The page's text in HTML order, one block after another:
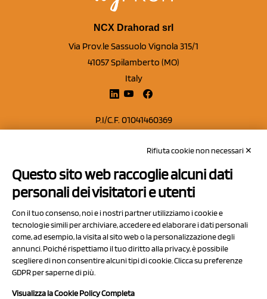
NCX Drahorad srl
Via Prov.le Sassuolo Vignola 315/1
41057 Spilamberto (MO)
Italy
P.I/C.F. 01041460369
Capitale sociale Euro 50.000,00 i.v.
Contatti
Privacy Policy
Cookie Policy
Chi Siamo
Rifiuta cookie non necessari ✕
Questo sito web raccoglie alcuni dati
personali dei visitatori e utenti
Con il tuo consenso, noi e i nostri partner utilizziamo i cookie e
tecnologie simili per archiviare, accedere ed elaborare i dati personali
come, ad esempio, la visita al sito web o la personalizzazione degli
annunci. Poiché rispettiamo il tuo diritto alla privacy, è possibile
scegliere di non consentire alcuni tipi di cookie. Clicca su preferenze
GDPR per saperne di più.
Visualizza la Cookie Policy Completa